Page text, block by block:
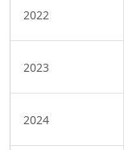
2022
2023
2024